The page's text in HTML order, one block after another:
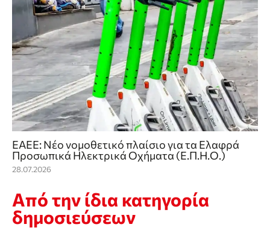
ΕΑΕΕ: Νέο νομοθετικό πλαίσιο για τα Ελαφρά
Προσωπικά Ηλεκτρικά Οχήματα (Ε.Π.Η.Ο.)
28.07.2026
Από την ίδια κατηγορία
δημοσιεύσεων